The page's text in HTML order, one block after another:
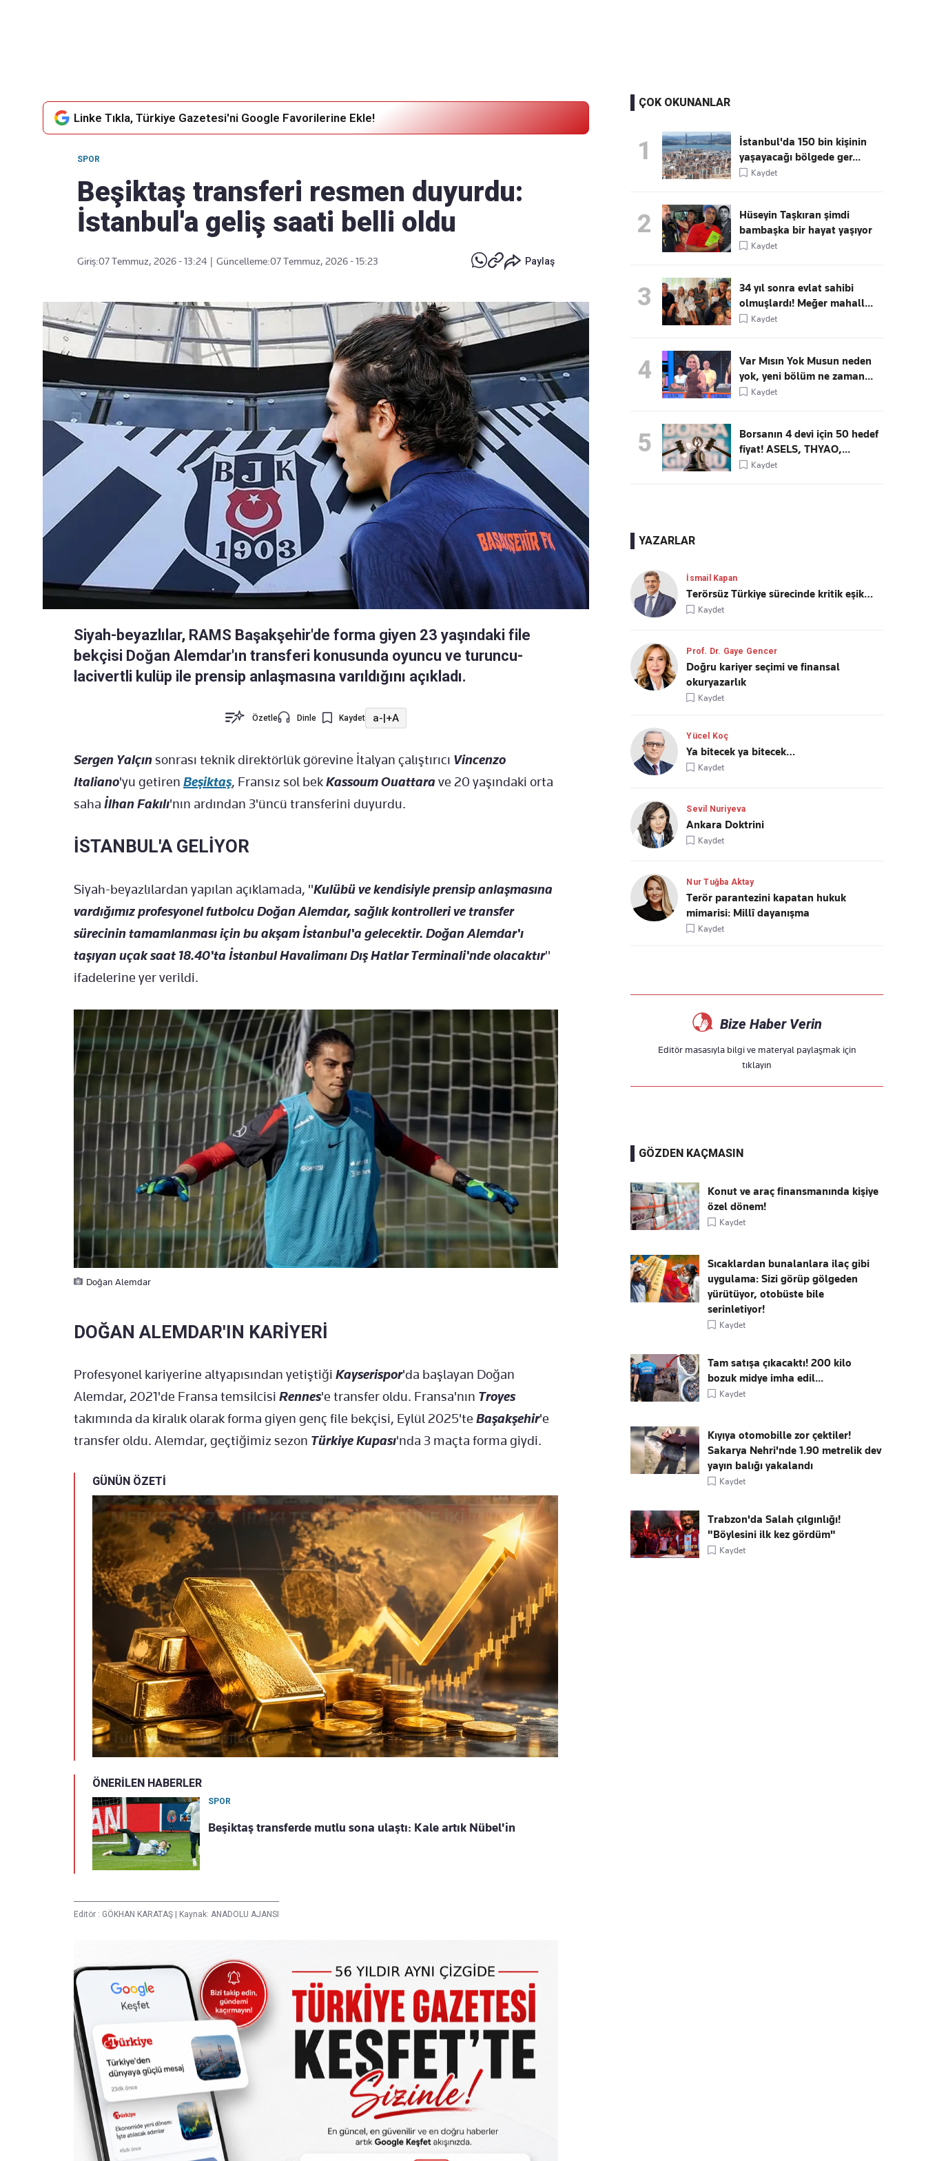
Linke Tıkla, Türkiye Gazetesi'ni Google Favorilerine Ekle!
SPOR
Beşiktaş transferi resmen duyurdu:
İstanbul'a geliş saati belli oldu
Giriş:07 Temmuz, 2026 - 13:24 Güncelleme:07 Temmuz, 2026 - 15:23 Paylaş
Siyah-beyazlılar, RAMS Başakşehir'de forma giyen 23 yaşındaki file
bekçisi Doğan Alemdar'ın transferi konusunda oyuncu ve turuncu-
lacivertli kulüp ile prensip anlaşmasına varıldığını açıkladı.
Özetle Dinle Kaydet a-|+A
Sergen Yalçınsonrası teknik direktörlük görevine İtalyan çalıştırıcı Vincenzo
Italiano'yu getiren Beşiktaş, Fransız sol bekKassoum Ouattarave 20 yaşındaki orta
saha İlhan Fakılı'nın ardından 3'üncü transferini duyurdu.
İSTANBUL'A GELİYOR
Siyah-beyazlılardan yapılan açıklamada, "Kulübü ve kendisiyle prensip anlaşmasına
vardığımız profesyonel futbolcu Doğan Alemdar, sağlık kontrolleri ve transfer
sürecinin tamamlanması için bu akşam İstanbul'a gelecektir. Doğan Alemdar'ı
taşıyan uçak saat 18.40'ta İstanbul Havalimanı Dış Hatlar Terminali'nde olacaktır"
ifadelerine yer verildi.
Doğan Alemdar
DOĞAN ALEMDAR'IN KARİYERİ
Profesyonel kariyerine altyapısından yetiştiği Kayserispor'da başlayan Doğan
Alemdar, 2021'de Fransa temsilcisi Rennes'e transfer oldu. Fransa'nın Troyes
takımında da kiralık olarak forma giyen genç file bekçisi, Eylül 2025'te Başakşehir'e
transfer oldu. Alemdar, geçtiğimiz sezon Türkiye Kupası'nda 3 maçta forma giydi.
GÜNÜN ÖZETİ
ÖNERİLEN HABERLER
SPOR
Beşiktaş transferde mutlu sona ulaştı: Kale artık Nübel'in
Editör : GÖKHAN KARATAŞ Kaynak: ANADOLU AJANSI
ÇOK OKUNANLAR
1
İstanbul'da 150 bin kişinin
yaşayacağı bölgede ger...
Kaydet
2
Hüseyin Taşkıran şimdi
bambaşka bir hayat yaşıyor
Kaydet
3
34 yıl sonra evlat sahibi
olmuşlardı! Meğer mahall...
Kaydet
4
Var Mısın Yok Musun neden
yok, yeni bölüm ne zaman...
Kaydet
5
Borsanın 4 devi için 50 hedef
fiyat! ASELS, THYAO,...
Kaydet
YAZARLAR
İsmail Kapan
Terörsüz Türkiye sürecinde kritik eşik…
Kaydet
Prof. Dr. Gaye Gencer
Doğru kariyer seçimi ve finansal
okuryazarlık
Kaydet
Yücel Koç
Ya bitecek ya bitecek…
Kaydet
Sevil Nuriyeva
Ankara Doktrini
Kaydet
Nur Tuğba Aktay
Terör parantezini kapatan hukuk
mimarisi: Millî dayanışma
Kaydet
Bize Haber Verin
Editör masasıyla bilgi ve materyal paylaşmak için
tıklayın
GÖZDEN KAÇMASIN
Konut ve araç finansmanında kişiye
özel dönem!
Kaydet
Sıcaklardan bunalanlara ilaç gibi
uygulama: Sizi görüp gölgeden
yürütüyor, otobüste bile
serinletiyor!
Kaydet
Tam satışa çıkacaktı! 200 kilo
bozuk midye imha edil...
Kaydet
Kıyıya otomobille zor çektiler!
Sakarya Nehri'nde 1.90 metrelik dev
yayın balığı yakalandı
Kaydet
Trabzon'da Salah çılgınlığı!
"Böylesini ilk kez gördüm"
Kaydet